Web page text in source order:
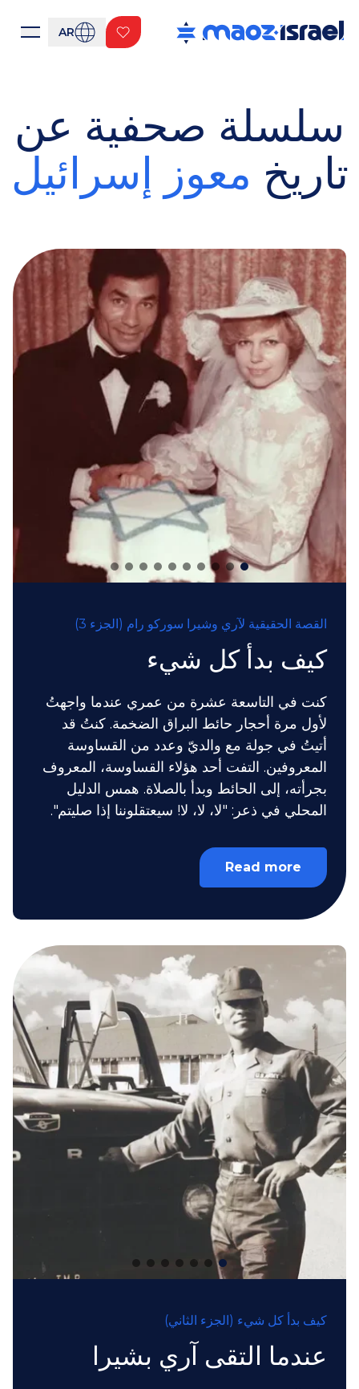
AR
سلسلة صحفية عن
تاريخ معوز إسرائيل
القصة الحقيقية لآري وشيرا سوركو رام (الجزء 3)
كيف بدأ كل شيء
كنت في التاسعة عشرة من عمري عندما واجهتُ
لأول مرة أحجار حائط البراق الضخمة. كنتُ قد
أتيتُ في جولة مع والديّ وعدد من القساوسة
المعروفين. التفت أحد هؤلاء القساوسة، المعروف
بجرأته، إلى الحائط وبدأ بالصلاة. همس الدليل
المحلي في ذعر: "لا، لا، لا! سيعتقلوننا إذا صليتم".
Read more
كيف بدأ كل شيء (الجزء الثاني)
عندما التقى آري بشيرا